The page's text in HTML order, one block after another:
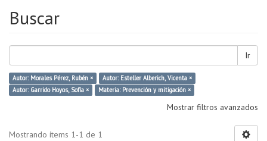
Buscar
Ir
Autor: Morales Pérez, Rubén ×
Autor: Esteller Alberich, Vicenta ×
Autor: Garrido Hoyos, Sofía ×
Materia: Prevención y mitigación ×
Mostrar filtros avanzados
Mostrando ítems 1-1 de 1